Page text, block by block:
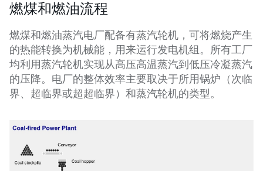
燃煤和燃油流程
燃煤和燃油蒸汽电厂配备有蒸汽轮机，可将燃烧产生
的热能转换为机械能，用来运行发电机组。所有工厂
均利用蒸汽轮机实现从高压高温蒸汽到低压冷凝蒸汽
的压降。电厂的整体效率主要取决于所用锅炉（次临
界、超临界或超超临界）和蒸汽轮机的类型。